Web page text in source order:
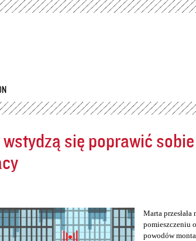
Przejdź
wstydzą się poprawić
Marta
pomieszczeniu
powodów